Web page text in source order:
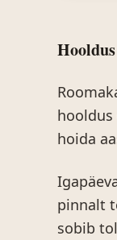
hoida
pinnalt
sobib